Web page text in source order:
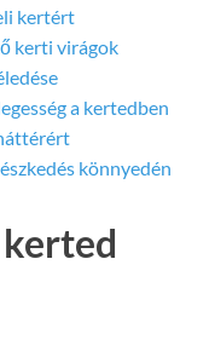
kertért
kerti virágok
a kertedben
könnyedén